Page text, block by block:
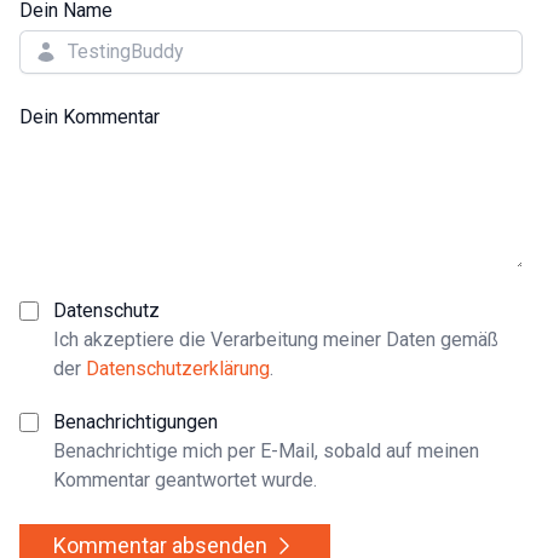
Dein Name
Dein Kommentar
Datenschutz
Ich akzeptiere die Verarbeitung meiner Daten gemäß
der Datenschutzerklärung
Benachrichtigungen
Benachrichtige mich per E-Mail, sobald auf meinen
Kommentar geantwortet wurde.
Kommentar absenden